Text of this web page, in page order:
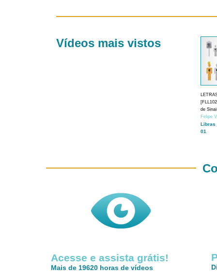
Vídeos mais vistos
de
Felipe
Libras
01
Acesse e assista grátis!
Mais de 19620 horas de vídeos